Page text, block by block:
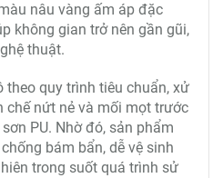
nâu vàng ấm áp đặc
không gian trở nên gần gũi,
thuật.
theo quy trình tiêu chuẩn, xử
chế nứt nẻ và mối mọt trước
PU. Nhờ đó, sản phẩm
bám bẩn, dễ vệ sinh
trong suốt quá trình sử